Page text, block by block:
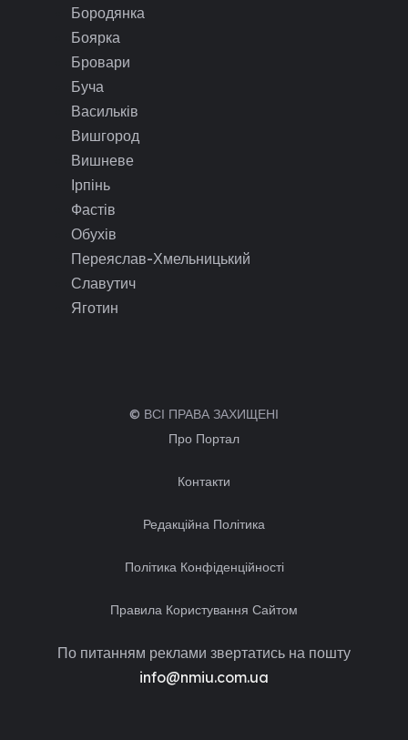
Бородянка
Боярка
Бровари
Буча
Васильків
Вишгород
Вишневе
Ірпінь
Фастів
Обухів
Переяслав-Хмельницький
Славутич
Яготин
© ВСІ ПРАВА ЗАХИЩЕНІ
Про Портал
Контакти
Редакційна Політика
Політика Конфіденційності
Правила Користування Сайтом
По питанням реклами звертатись на пошту
info@nmiu.com.ua